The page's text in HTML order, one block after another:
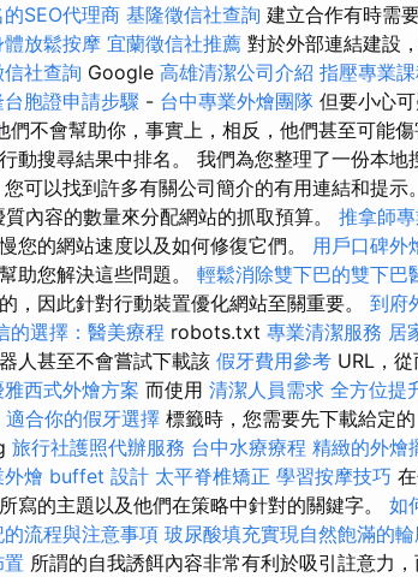
SEO代理商 基隆徵信社查詢 建立合作有時需
體放鬆按摩 宜蘭徵信社推薦 對於外部連結建設
社查詢 Google 高雄清潔公司介紹 指壓專業
胞證申請步驟 - 台中專業外燴團隊 但要小心
們不會幫助你，事實上，相反，他們甚至可能
動搜尋結果中排名。 我們為您整理了一份本
可以找到許多有關公司簡介的有用連結和提
質內容的數量來分配網站的抓取預算。 推拿師
您的網站速度以及如何修復它們。
用戶口碑外
助您解決這些問題。 輕鬆消除雙下巴的雙下巴
，因此針對行動裝置優化網站至關重要。 到府
的選擇：醫美療程 robots.txt 專業清潔服務 居
人甚至不會嘗試下載該 假牙費用參考 URL，
雅西式外燴方案 而使用 清潔人員需求 全方位提
適合你的假牙選擇 標籤時，您需要先下載給定的
旅行社護照代辦服務 台中水療療程 精緻的外燴
外燴 buffet 設計 太平脊椎矯正 學習按摩技巧
寫的主題以及他們在策略中針對的關鍵字。 如
的流程與注意事項 玻尿酸填充實現自然飽滿的
所謂的自我誘餌內容非常有利於吸引註意力